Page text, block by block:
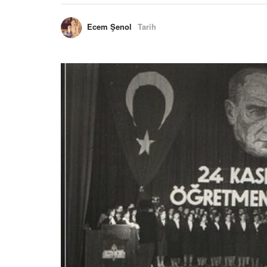
Ecem Şenol Tarih